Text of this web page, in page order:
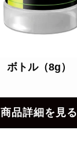
ボトル（8g）
商品詳細を見る